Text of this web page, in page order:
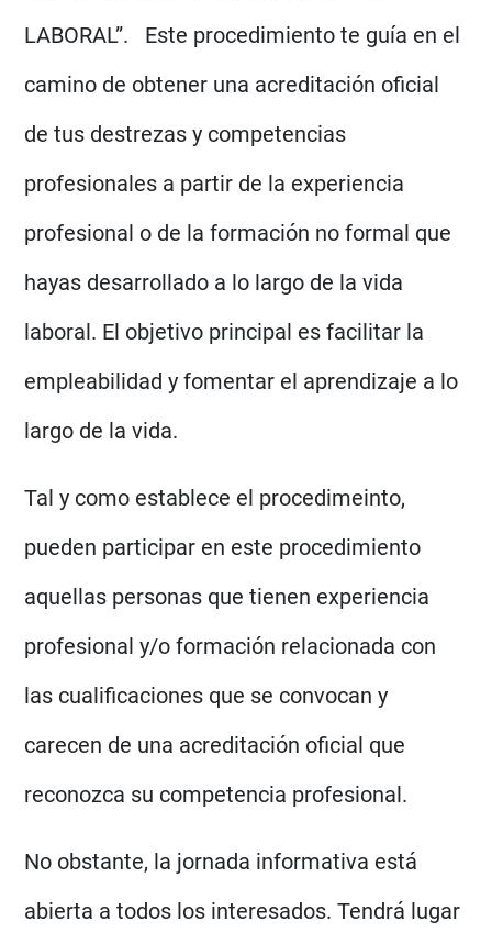
LABORAL”. Este procedimiento te guía en el
camino de obtener una acreditación oficial
de tus destrezas y competencias
profesionales a partir de la experiencia
profesional o de la formación no formal que
hayas desarrollado a lo largo de la vida
laboral. El objetivo principal es facilitar la
empleabilidad y fomentar el aprendizaje a lo
largo de la vida.
Tal y como establece el procedimeinto,
pueden participar en este procedimiento
aquellas personas que tienen experiencia
profesional y/o formación relacionada con
las cualificaciones que se convocan y
carecen de una acreditación oficial que
reconozca su competencia profesional.
No obstante, la jornada informativa está
abierta a todos los interesados. Tendrá lugar